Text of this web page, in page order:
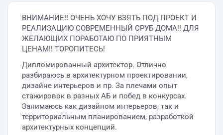
ВНИМАНИЕ!! ОЧЕНЬ ХОЧУ ВЗЯТЬ ПОД ПРОЕКТ И
РЕАЛИЗАЦИЮ СОВРЕМЕННЫЙ СРУБ ДОМА!! ДЛЯ
ЖЕЛАЮЩИХ ПОРАБОТАЮ ПО ПРИЯТНЫМ
ЦЕНАМ!! ТОРОПИТЕСЬ!
Дипломированный архитектор. Отлично
разбираюсь в архитектурном проектировании,
дизайне интерьеров и пр. За плечами опыт
стажировок в разных АБ и побед в конкурсах.
Занимаюсь как дизайном интерьеров, так и
территориальным планированием, разработкой
архитектурных концепций.